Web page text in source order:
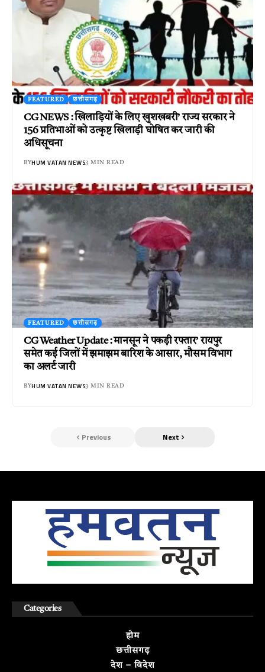
FEATURED छत्तीसगढ़
CG NEWS : खिलाड़ियों के लिए खुशखबरी’ राज्य सरकार ने
156 प्रतिभाओं को उत्कृष्ट खिलाड़ी घोषित कर जारी की
अधिसूचना
BYHUM VATAN NEWS3 MIN READ
FEATURED छत्तीसगढ़
CG Weather Update : मानसून ने पकड़ी रफ्तार’ रायपुर
समेत कई जिलों में झमाझम बारिश के आसार, मौसम विभाग
का अलर्ट जारी
BYHUM VATAN NEWS3 MIN READ
Previous Next
Categories
होम
छत्तीसगढ़
देश – विदेश